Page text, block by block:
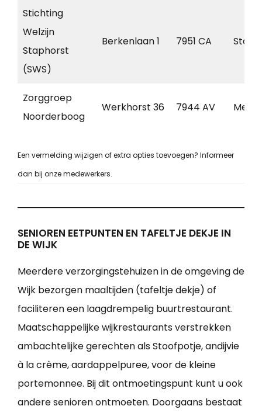
Stichting
Welzijn
Staphorst
(SWS)
Berkenlaan 1 7951 CA
Zorggroep
Noorderboog
Werkhorst 36 7944 AV
Een vermelding wijzigen of extra opties toevoegen? Informeer
dan bij onze medewerkers.
SENIOREN EETPUNTEN EN TAFELTJE DEKJE IN
DE WIJK
Meerdere verzorgingstehuizen in de omgeving de
Wijk bezorgen maaltijden (tafeltje dekje) of
faciliteren een laagdrempelig buurtrestaurant.
Maatschappelijke wijkrestaurants verstrekken
ambachtelijke gerechten als Stoofpotje, andijvie
à la crème, aardappelpuree, voor de kleine
portemonnee. Bij dit ontmoetingspunt kunt u ook
andere senioren ontmoeten. Doorgaans bestaat